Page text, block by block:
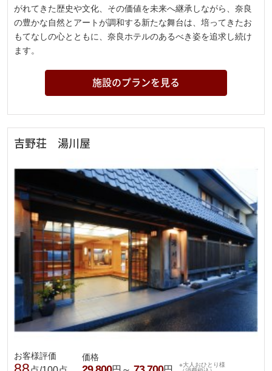
がれてきた歴史や文化、その価値を未来へ継承しながら、奈良
の豊かな自然とアートが調和する新たな舞台は、培ってきたお
もてなしの心とともに、奈良ホテルのあるべき姿を追求し続け
ます。
施設のプランを見る
吉野荘 湯川屋
お客様評価 価格
※大人おひとり様